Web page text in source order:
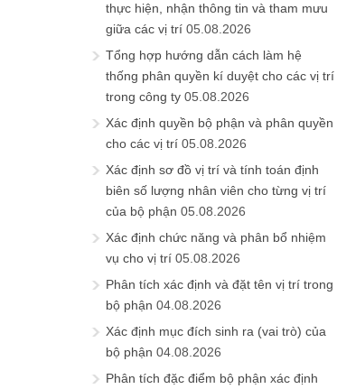
thực hiện, nhận thông tin và tham mưu
giữa các vị trí 05.08.2026
Tổng hợp hướng dẫn cách làm hệ
thống phân quyền kí duyệt cho các vị trí
trong công ty 05.08.2026
Xác định quyền bộ phận và phân quyền
cho các vị trí 05.08.2026
Xác định sơ đồ vị trí và tính toán định
biên số lượng nhân viên cho từng vị trí
của bộ phận 05.08.2026
Xác định chức năng và phân bổ nhiệm
vụ cho vị trí 05.08.2026
Phân tích xác định và đặt tên vị trí trong
bộ phận 04.08.2026
Xác định mục đích sinh ra (vai trò) của
bộ phận 04.08.2026
Phân tích đặc điểm bộ phận xác định